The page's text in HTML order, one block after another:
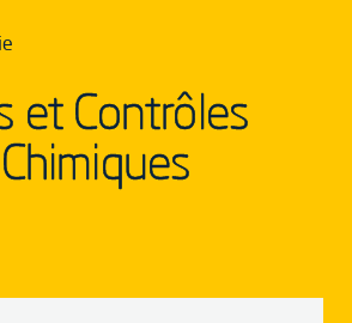
et Contrôles